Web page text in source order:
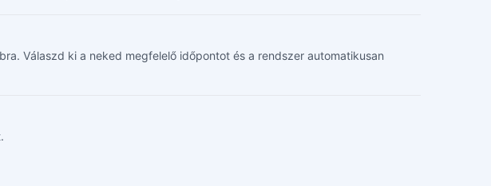
Válaszd ki a neked megfelelő időpontot és a rendszer automatikusan